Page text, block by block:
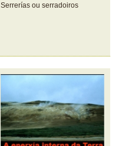
Serrerías ou serradoiros